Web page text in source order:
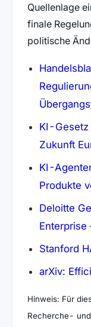
Quellenlage
finale
politische
KI-Gesetz
Zukunft
KI-
Produkte
Deloitte
Stanford
arXiv:
Hinweis: Für
Recherche-